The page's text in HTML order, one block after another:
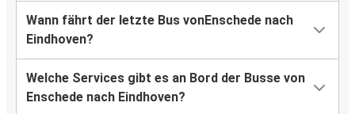
Wann fährt der letzte Bus vonEnschede nach
Eindhoven?
Welche Services gibt es an Bord der Busse von
Enschede nach Eindhoven?